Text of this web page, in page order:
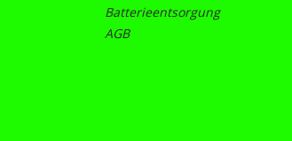
Batterieentsorgung
AGB